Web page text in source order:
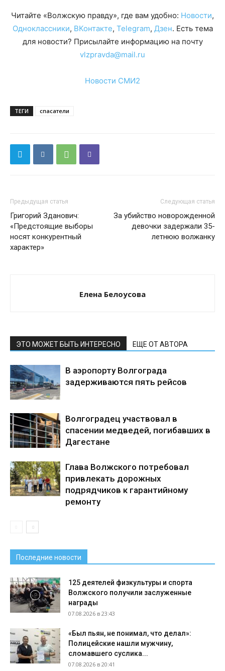
Читайте «Волжскую правду», где вам удобно: Новости,
Одноклассники, ВКонтакте, Telegram, Дзен. Есть тема
для новости? Присылайте информацию на почту
vlzpravda@mail.ru
Новости СМИ2
ТЕГИ спасатели
Предыдущая статья
Григорий Зданович:
«Предстоящие выборы
носят конкурентный
характер»
Следующая статья
За убийство новорожденной
девочки задержали 35-
летнюю волжанку
Елена Белоусова
ЭТО МОЖЕТ БЫТЬ ИНТЕРЕСНО ЕЩЕ ОТ АВТОРА
В аэропорту Волгограда
задерживаются пять рейсов
Волгоградец участвовал в
спасении медведей, погибавших в
Дагестане
Глава Волжского потребовал
привлекать дорожных
подрядчиков к гарантийному
ремонту
Последние новости
125 деятелей физкультуры и спорта
Волжского получили заслуженные
награды
07.08.2026 в 23:43
«Был пьян, не понимал, что делал»:
Полицейские нашли мужчину,
сломавшего суслика...
07.08.2026 в 20:41